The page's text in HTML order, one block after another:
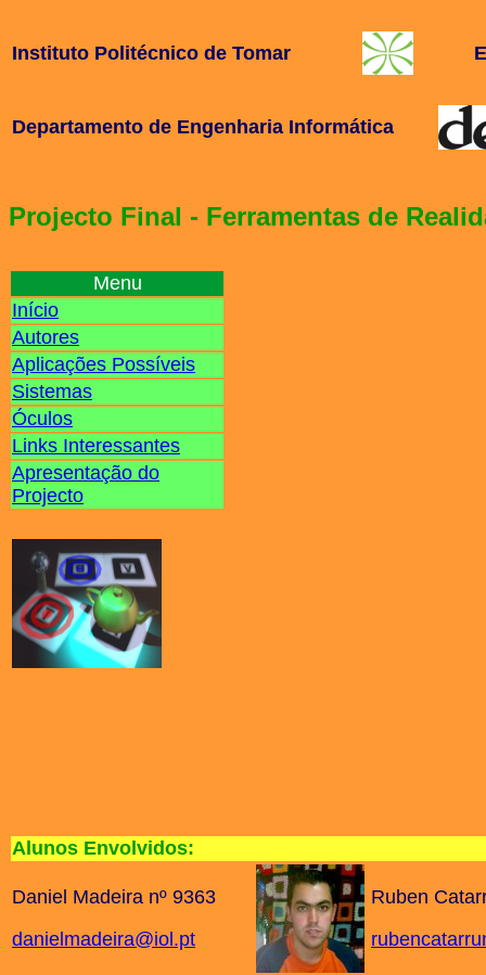
Instituto Politécnico de Tomar
Departamento de Engenharia Informática
Projecto Final - Ferramentas de
Menu
Início
Autores
Aplicações Possíveis
Sistemas
Óculos
Links Interessantes
Apresentação do
Projecto
Alunos Envolvidos:
Daniel Madeira nº 9363
danielmadeira@iol.pt
Ruben